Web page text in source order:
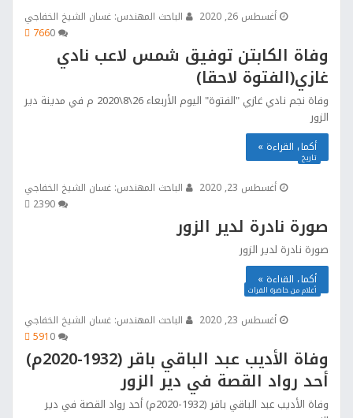
الباحث المهندس: غسان الشيخ الخفاجي
أغسطس 26, 2020
766
وفاة الكابتن توفيق شمس لاعب نادي
غازي(الفتوة لاحقا)
وفاة نجم نادي غازي "الفتوة" اليوم الأربعاء 26\8\2020 م في مدينة دير
الزور
أكمل القراءة »
تاريخ
الباحث المهندس: غسان الشيخ الخفاجي
أغسطس 23, 2020
239
صورة نادرة لدير الزور
صورة نادرة لدير الزور
أكمل القراءة »
أعلام من حاضرة الفرات
الباحث المهندس: غسان الشيخ الخفاجي
أغسطس 23, 2020
591
وفاة الأديب عبد الباقي باقر (1932-2020م)
أحد رواد القصة في دير الزور
وفاة الأديب عبد الباقي باقر (1932-2020م) أحد رواد القصة في دير